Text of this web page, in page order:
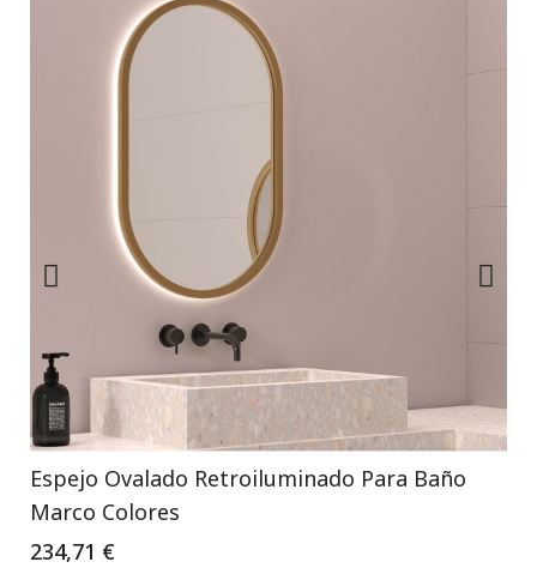
Espejo Ovalado Retroiluminado Para Baño
Marco Colores
234,71 €